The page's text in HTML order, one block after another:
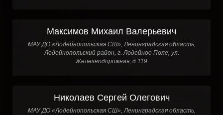
Максимов Михаил Валерьевич
МАУ ДО «Лодейнопольская СШ», Ленинградская область,
Лодейнопольский район, г. Лодейное Поле, ул.
Железнодорожная, д.119
Николаев Сергей Олегович
МАУ ДО «Лодейнопольская СШ», Ленинградская область,